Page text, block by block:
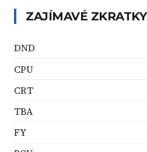
ZAJÍMAVÉ ZKRATKY
DND
CPU
CRT
TBA
FY